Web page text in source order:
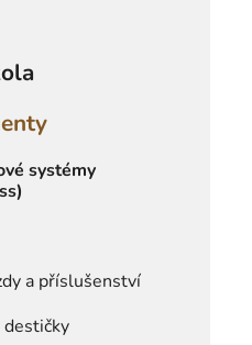
systémy
a příslušenství
destičky